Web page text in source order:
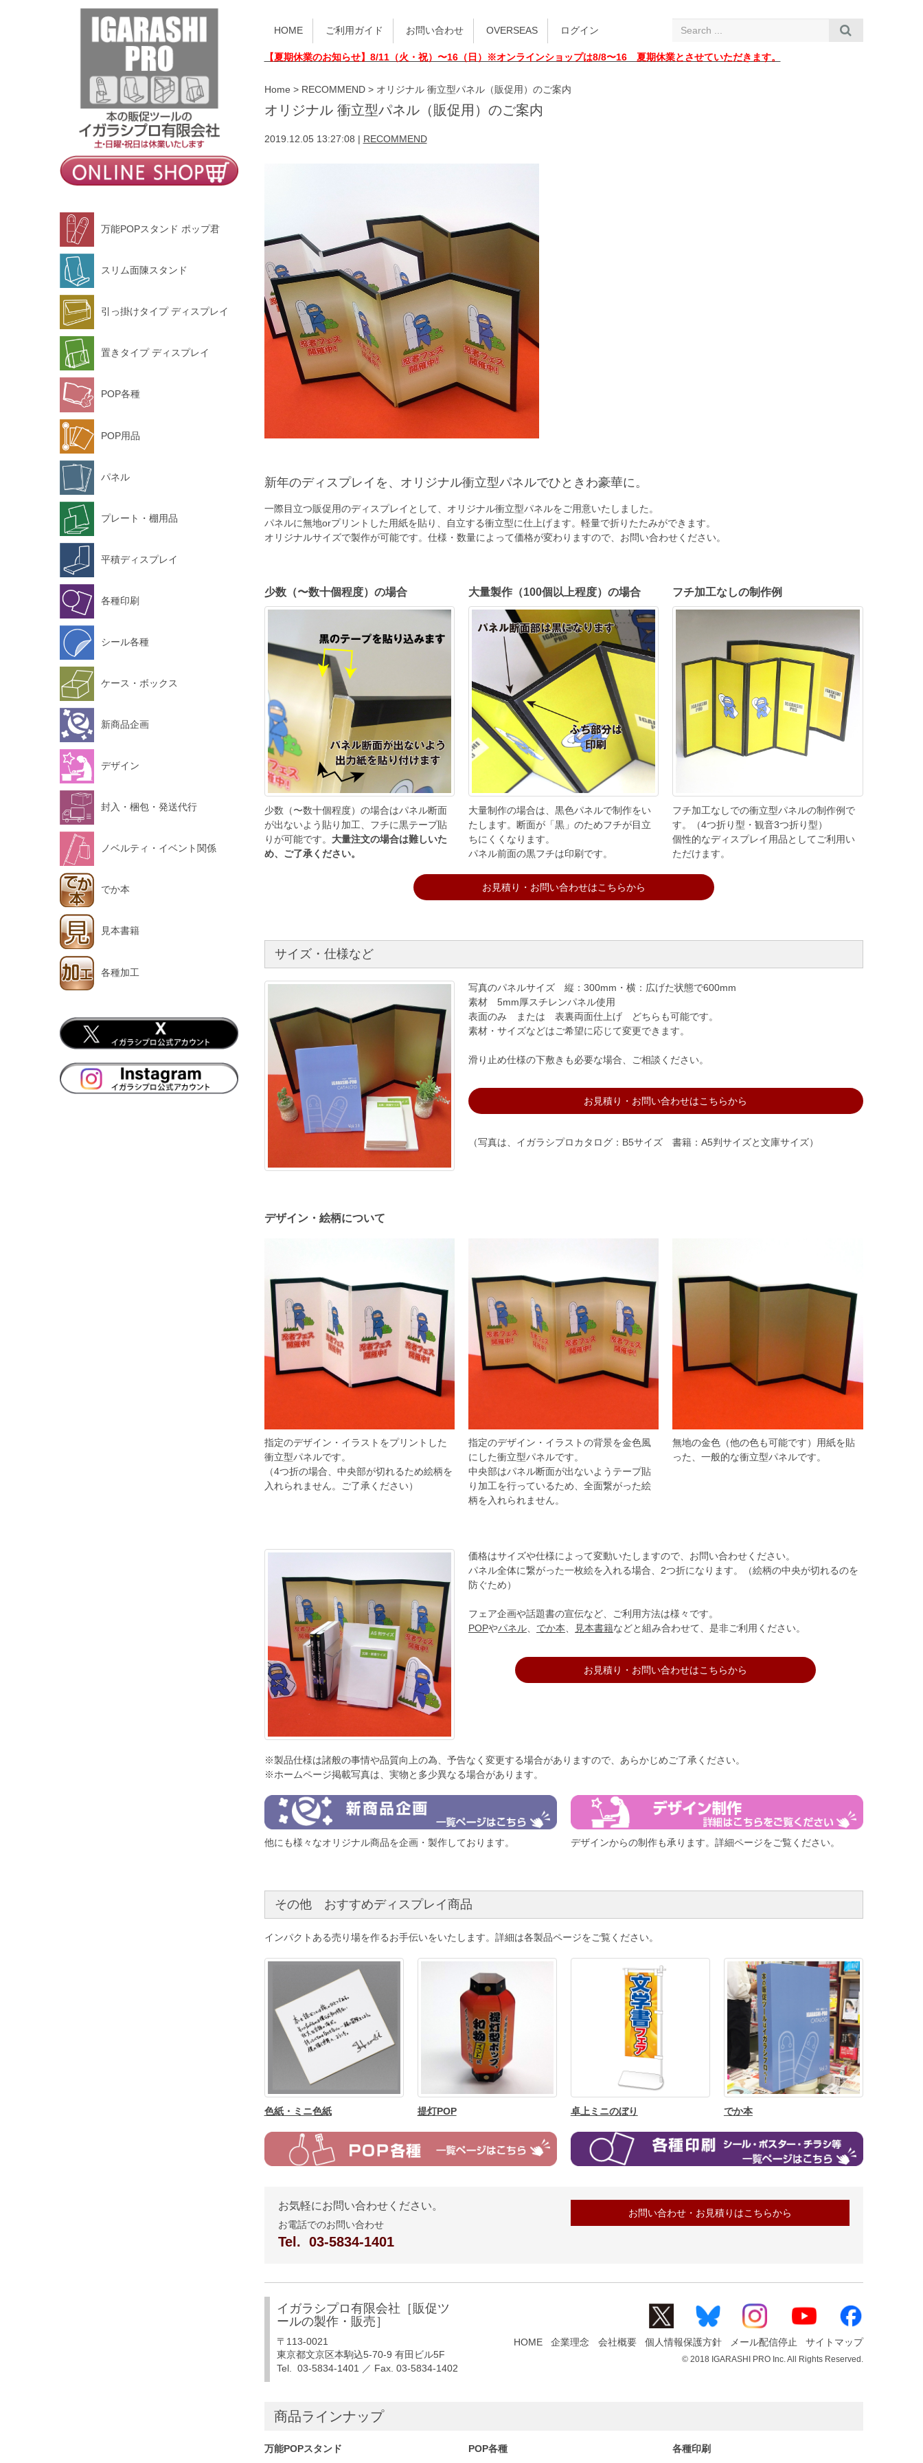
a
HOME ご利用ガイド お問い合わせ OVERSEAS ログイン
【夏期休業のお知らせ】8/11（火・祝）〜16（日）※オンラインショップは8/8〜16 夏期休業とさせていただきます。
Home > RECOMMEND >オリジナル 衝立型パネル（販促用）のご案内
オリジナル 衝立型パネル（販促用）のご案内
2019.12.05 13:27:08 RECOMMEND
新年のディスプレイを、オリジナル衝立型パネルでひときわ豪華に。
一際目立つ販促用のディスプレイとして、オリジナル衝立型パネルをご用意いたしました。
パネルに無地orプリントした用紙を貼り、自立する衝立型に仕上げます。軽量で折りたたみができます。
オリジナルサイズで製作が可能です。仕様・数量によって価格が変わりますので、お問い合わせください。
少数（〜数十個程度）の場合
少数（〜数十個程度）の場合はパネル断面
が出ないよう貼り加工、フチに黒テープ貼
りが可能です。 大量注文の場合は難しいた
め、ご了承ください。
大量製作（100個以上程度）の場合
大量制作の場合は、黒色パネルで制作をい
たします。断面が「黒」のためフチが目立
ちにくくなります。
パネル前面の黒フチは印刷です。
フチ加工なしの制作例
フチ加工なしでの衝立型パネルの制作例で
す。（4つ折り型・観音3つ折り型）
個性的なディスプレイ用品としてご利用い
ただけます。
お見積り・お問い合わせはこちらから
サイズ・仕様など
写真のパネルサイズ 縦：300mm・横：広げた状態で600mm
素材 5mm厚スチレンパネル使用
表面のみ または 表裏両面仕上げ どちらも可能です。
素材・サイズなどはご希望に応じて変更できます。
滑り止め仕様の下敷きも必要な場合、ご相談ください。
お見積り・お問い合わせはこちらから
（写真は、イガラシプロカタログ：B5サイズ 書籍：A5判サイズと文庫サイズ）
デザイン・絵柄について
指定のデザイン・イラストをプリントした
衝立型パネルです。
（4つ折の場合、中央部が切れるため絵柄を
入れられません。ご了承ください）
指定のデザイン・イラストの背景を金色風
にした衝立型パネルです。
中央部はパネル断面が出ないようテープ貼
り加工を行っているため、全面繋がった絵
柄を入れられません。
無地の金色（他の色も可能です）用紙を貼
った、一般的な衝立型パネルです。
価格はサイズや仕様によって変動いたしますので、お問い合わせください。
パネル全体に繋がった一枚絵を入れる場合、2つ折になります。（絵柄の中央が切れるのを
防ぐため）
フェア企画や話題書の宣伝など、ご利用方法は様々です。
POPやパネル、 でか本、 見本書籍などと組み合わせて、是非ご利用ください。
お見積り・お問い合わせはこちらから
※製品仕様は諸般の事情や品質向上の為、予告なく変更する場合がありますので、あらかじめご了承ください。
※ホームページ掲載写真は、実物と多少異なる場合があります。
他にも様々なオリジナル商品を企画・製作しております。 デザインからの制作も承ります。詳細ページをご覧ください。
その他 おすすめディスプレイ商品
インパクトある売り場を作るお手伝いをいたします。詳細は各製品ページをご覧ください。
色紙・ミニ色紙 提灯POP 卓上ミニのぼり でか本
お気軽にお問い合わせください。
お電話でのお問い合わせ
Tel. 03-5834-1401
お問い合わせ・お見積りはこちらから
イガラシプロ有限会社［販促ツ
ールの製作・販売］
〒113-0021
東京都文京区本駒込5-70-9 有田ビル5F
Tel. 03-5834-1401
／ Fax. 03-5834-1402
HOME 企業理念 会社概要 個人情報保護方針 メール配信停止 サイトマップ
© 2018 IGARASHI PRO Inc. All Rights Reserved.
商品ラインナップ
万能POPスタンド POP各種 各種印刷
万能POPスタンド ポップ君
スリム面陳スタンド
引っ掛けタイプ ディスプレイ
置きタイプ ディスプレイ
POP各種
POP用品
パネル
プレート・棚用品
平積ディスプレイ
各種印刷
シール各種
ケース・ボックス
新商品企画
デザイン
封入・梱包・発送代行
ノベルティ・イベント関係
でか本
見本書籍
各種加工